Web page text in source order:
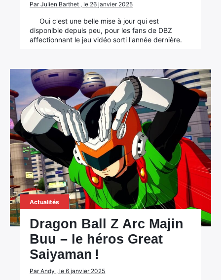
Par Julien Barthet , le 26 janvier 2025
Oui c'est une belle mise à jour qui est
disponible depuis peu, pour les fans de DBZ
affectionnant le jeu vidéo sorti l'année dernière.
Actualités
Dragon Ball Z Arc Majin
Buu – le héros Great
Saiyaman !
Par Andy , le 6 janvier 2025